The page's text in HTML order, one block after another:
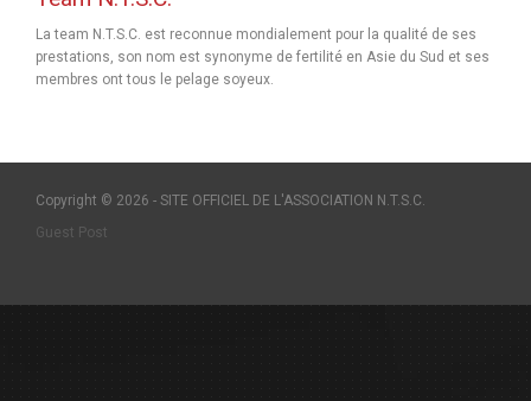
La team N.T.S.C. est reconnue mondialement pour la qualité de ses
prestations, son nom est synonyme de fertilité en Asie du Sud et ses
membres ont tous le pelage soyeux.
Copyright © 2026 - SITE OFFICIEL DE L'ASSOCIATION N.T.S.C.
Guest Post